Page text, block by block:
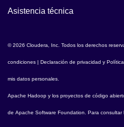
Asistencia técnica
© 2026 Cloudera, Inc. Todos los derechos
condiciones Declaración de privacidad y
mis datos personales.
Apache Hadoop y los proyectos de código
de Apache Software Foundation. Para consultar